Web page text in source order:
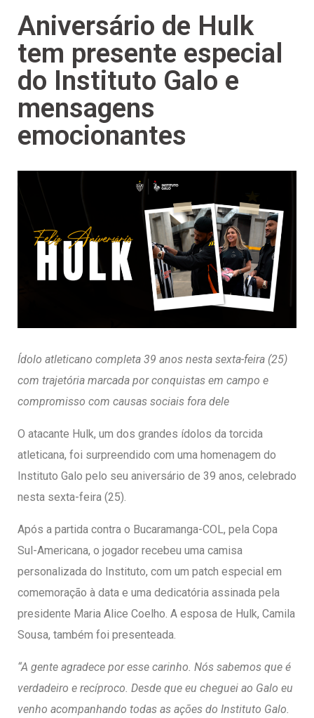
Aniversário de Hulk
tem presente especial
do Instituto Galo e
mensagens
emocionantes
Ídolo atleticano completa 39 anos nesta sexta-feira (25)
com trajetória marcada por conquistas em campo e
compromisso com causas sociais fora dele
O atacante Hulk, um dos grandes ídolos da torcida
atleticana, foi surpreendido com uma homenagem do
Instituto Galo pelo seu aniversário de 39 anos, celebrado
nesta sexta-feira (25).
Após a partida contra o Bucaramanga-COL, pela Copa
Sul-Americana, o jogador recebeu uma camisa
personalizada do Instituto, com um patch especial em
comemoração à data e uma dedicatória assinada pela
presidente Maria Alice Coelho. A esposa de Hulk, Camila
Sousa, também foi presenteada.
“A gente agradece por esse carinho. Nós sabemos que é
verdadeiro e recíproco. Desde que eu cheguei ao Galo eu
venho acompanhando todas as ações do Instituto Galo.